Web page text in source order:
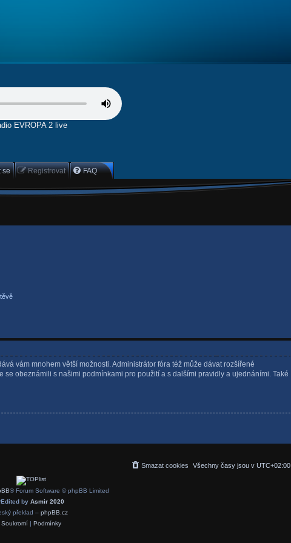
EVROPA 2 live
se Registrovat FAQ
vám mnohem větší možnosti. Administrátor fóra též může dávat rozšířené
obeznámili s našimi podmínkami pro použití a s dalšími pravidly a ujednáními. Také
Všechny časy jsou v UTC+02:00
Smazat cookies
® Forum Software © phpBB Limited
Edited by Asmir 2020
překlad – phpBB.cz
Soukromí| Podmínky